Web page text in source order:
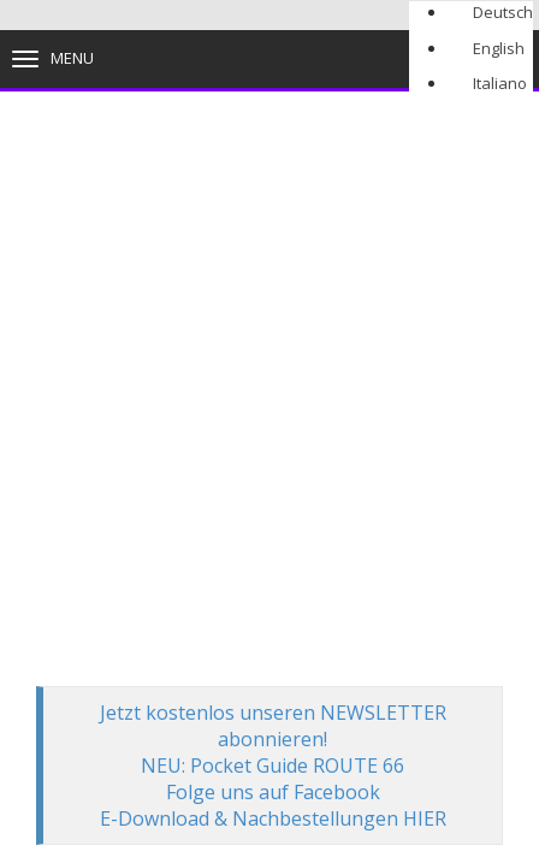
Deutsch
English
Italiano
MENU
Jetzt kostenlos unseren NEWSLETTER
abonnieren!
NEU: Pocket Guide ROUTE 66
Folge uns auf Facebook
E-Download & Nachbestellungen HIER